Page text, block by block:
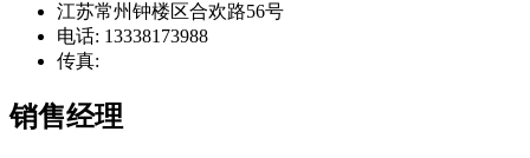
江苏常州钟楼区合欢路56号
电话: 13338173988
传真:
销售经理